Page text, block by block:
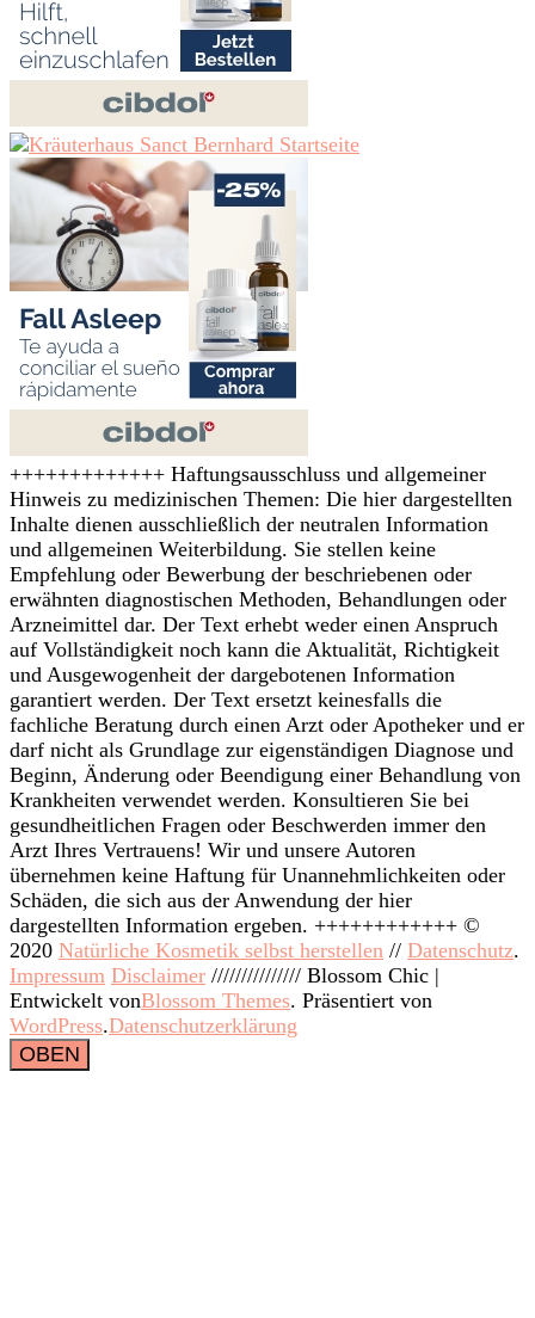
+++++++++++++ Haftungsausschluss und allgemeiner
Hinweis zu medizinischen Themen: Die hier dargestellten
Inhalte dienen ausschließlich der neutralen Information
und allgemeinen Weiterbildung. Sie stellen keine
Empfehlung oder Bewerbung der beschriebenen oder
erwähnten diagnostischen Methoden, Behandlungen oder
Arzneimittel dar. Der Text erhebt weder einen Anspruch
auf Vollständigkeit noch kann die Aktualität, Richtigkeit
und Ausgewogenheit der dargebotenen Information
garantiert werden. Der Text ersetzt keinesfalls die
fachliche Beratung durch einen Arzt oder Apotheker und er
darf nicht als Grundlage zur eigenständigen Diagnose und
Beginn, Änderung oder Beendigung einer Behandlung von
Krankheiten verwendet werden. Konsultieren Sie bei
gesundheitlichen Fragen oder Beschwerden immer den
Arzt Ihres Vertrauens! Wir und unsere Autoren
übernehmen keine Haftung für Unannehmlichkeiten oder
Schäden, die sich aus der Anwendung der hier
dargestellten Information ergeben. ++++++++++++ ©
2020 Natürliche Kosmetik selbst herstellen // Datenschutz.
Impressum Disclaimer /////////////// Blossom Chic |
Entwickelt vonBlossom Themes. Präsentiert von
WordPress.Datenschutzerklärung
OBEN